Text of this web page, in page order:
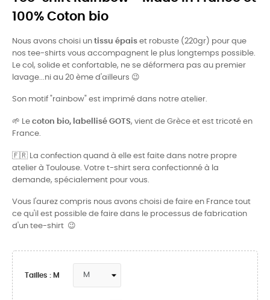
100% Coton bio
Nous avons choisi un tissu épais et robuste (220gr) pour que
nos tee-shirts vous accompagnent le plus longtemps possible.
Le col, solide et confortable, ne se déformera pas au premier
lavage...ni au 20 ème d'ailleurs 😉
Son motif "rainbow" est imprimé dans notre atelier.
🌱 Le coton bio, labellisé GOTS, vient de Grèce et est tricoté en
France.
🇫🇷 La confection quand à elle est faite dans notre propre
atelier à Toulouse. Votre t-shirt sera confectionné à la
demande, spécialement pour vous.
Vous l'aurez compris nous avons choisi de faire en France tout
ce qu'il est possible de faire dans le processus de fabrication
d'un tee-shirt 😉
Tailles : M